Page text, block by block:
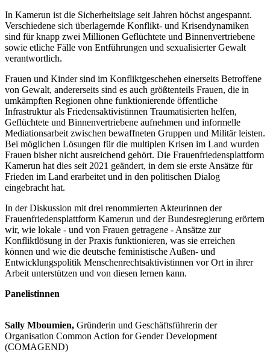
In Kamerun ist die Sicherheitslage seit Jahren höchst angespannt.
Verschiedene sich überlagernde Konflikt- und Krisendynamiken
sind für knapp zwei Millionen Geflüchtete und Binnenvertriebene
sowie etliche Fälle von Entführungen und sexualisierter Gewalt
verantwortlich.
Frauen und Kinder sind im Konfliktgeschehen einerseits Betroffene
von Gewalt, andererseits sind es auch größtenteils Frauen, die in
umkämpften Regionen ohne funktionierende öffentliche
Infrastruktur als Friedensaktivistinnen Traumatisierten helfen,
Geflüchtete und Binnenvertriebene aufnehmen und informelle
Mediationsarbeit zwischen bewaffneten Gruppen und Militär leisten.
Bei möglichen Lösungen für die multiplen Krisen im Land wurden
Frauen bisher nicht ausreichend gehört. Die Frauenfriedensplattform
Kamerun hat dies seit 2021 geändert, in dem sie erste Ansätze für
Frieden im Land erarbeitet und in den politischen Dialog
eingebracht hat.
In der Diskussion mit drei renommierten Akteurinnen der
Frauenfriedensplattform Kamerun und der Bundesregierung erörtern
wir, wie lokale - und von Frauen getragene - Ansätze zur
Konfliktlösung in der Praxis funktionieren, was sie erreichen
können und wie die deutsche feministische Außen- und
Entwicklungspolitik Menschenrechtsaktivistinnen vor Ort in ihrer
Arbeit unterstützen und von diesen lernen kann.
Panelistinnen
Sally Mboumien, Gründerin und Geschäftsführerin der
Organisation Common Action for Gender Development
(COMAGEND)